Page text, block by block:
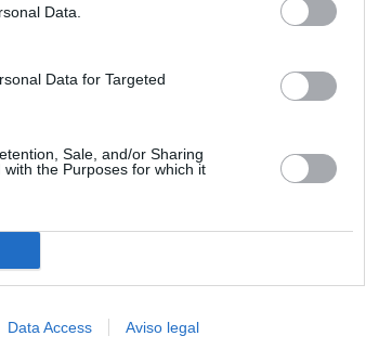
Data.
Data for Targeted
Sale, and/or Sharing
the Purposes for which it
Data Access Aviso legal